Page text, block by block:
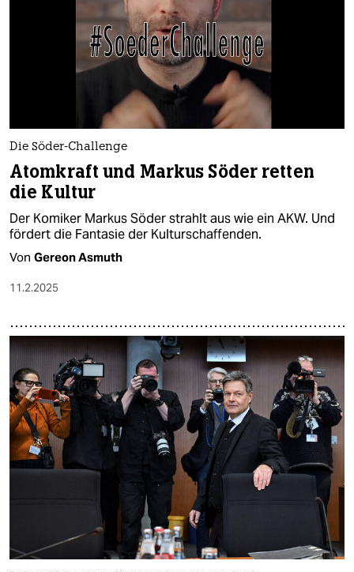
Die Söder-Challenge
Atomkraft und Markus Söder retten
die Kultur
Der Komiker Markus Söder strahlt aus wie ein AKW. Und
fördert die Fantasie der Kulturschaffenden.
Von Gereon Asmuth
11.2.2025